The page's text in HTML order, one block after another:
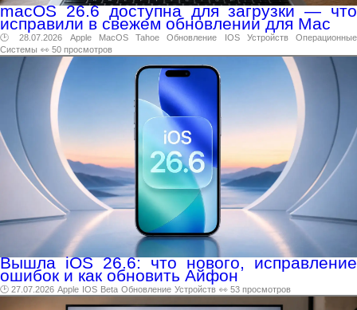
macOS 26.6 доступна для загрузки — что
исправили в свежем обновлении для Mac
🕑 28.07.2026 Apple MacOS Tahoe Обновление IOS Устройств
Операционные
Системы 👀 50 просмотров
Вышла iOS 26.6: что нового, исправление
ошибок и как обновить Айфон
🕑 27.07.2026 Apple IOS Beta Обновление Устройств 👀 53 просмотров